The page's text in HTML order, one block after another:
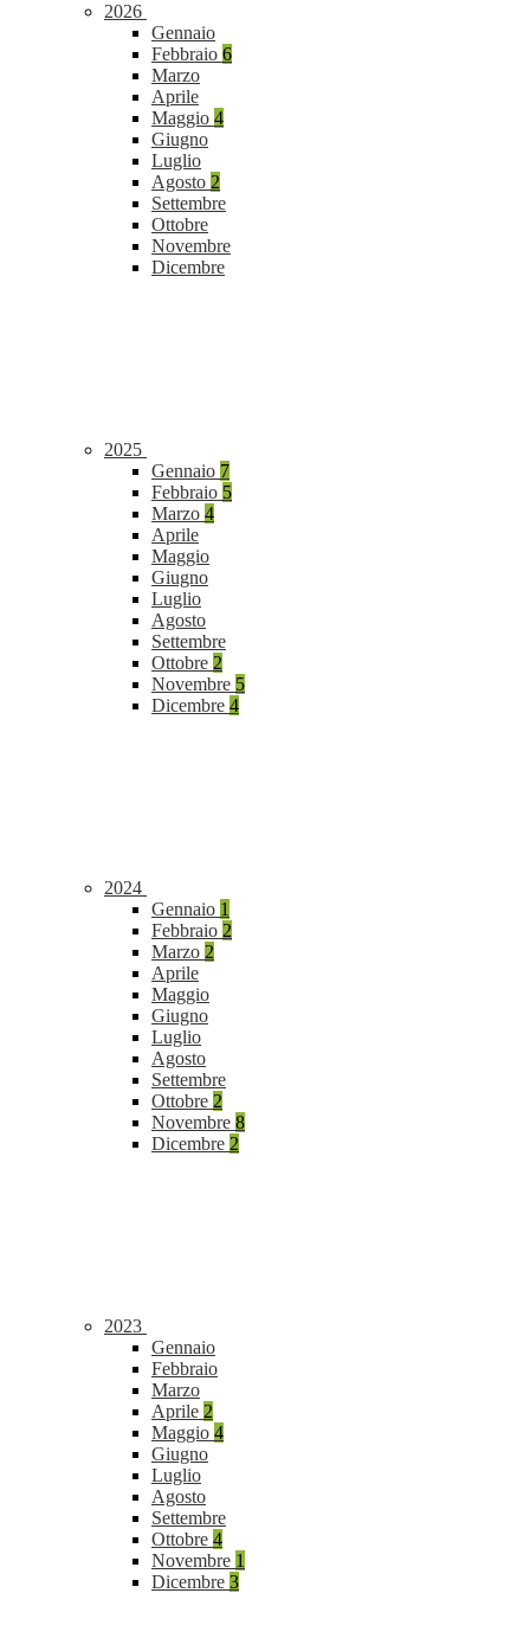
2026
Gennaio
Febbraio 6
Marzo
Aprile
Maggio 4
Giugno
Luglio
Agosto 2
Settembre
Ottobre
Novembre
Dicembre
2025
Gennaio 7
Febbraio 5
Marzo 4
Aprile
Maggio
Giugno
Luglio
Agosto
Settembre
Ottobre 2
Novembre 5
Dicembre 4
2024
Gennaio 1
Febbraio 2
Marzo 2
Aprile
Maggio
Giugno
Luglio
Agosto
Settembre
Ottobre 2
Novembre 8
Dicembre 2
2023
Gennaio
Febbraio
Marzo
Aprile 2
Maggio 4
Giugno
Luglio
Agosto
Settembre
Ottobre 4
Novembre 1
Dicembre 3